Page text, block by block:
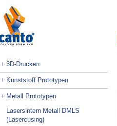
überspringen
Navigation
überspringen
+ 3D-Drucken
+ Kunststoff Prototypen
+ Metall Prototypen
Lasersintern Metall DMLS
(Lasercusing)